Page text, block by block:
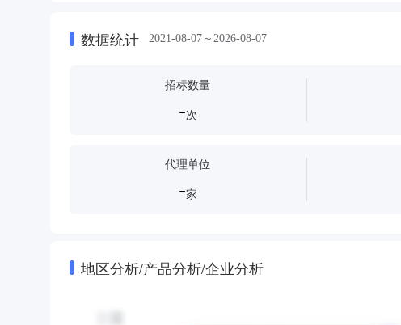
特种纸 收银纸
数据统计 2021-08-07～2026-08-07
招标数量
-次
代理单位
-家
地区分析/产品分析/企业分析